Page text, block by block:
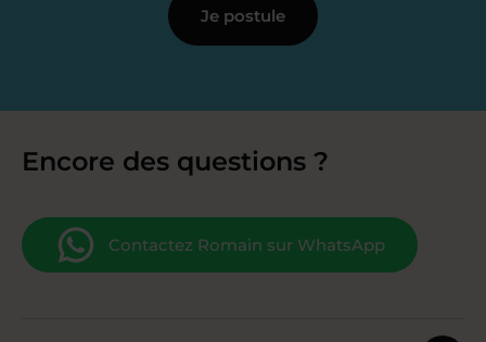
Je postule
Encore des questions ?
Contactez Romain sur WhatsApp